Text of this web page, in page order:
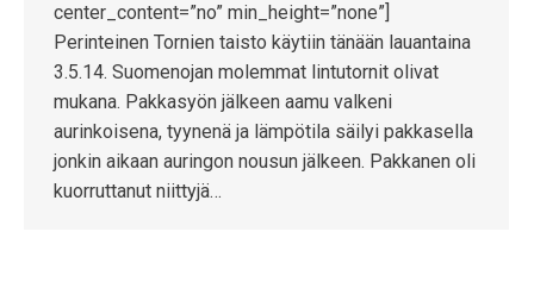
center_content=”no” min_height=”none”]
Perinteinen Tornien taisto käytiin tänään lauantaina
3.5.14. Suomenojan molemmat lintutornit olivat
mukana. Pakkasyön jälkeen aamu valkeni
aurinkoisena, tyynenä ja lämpötila säilyi pakkasella
jonkin aikaan auringon nousun jälkeen. Pakkanen oli
kuorruttanut niittyjä…